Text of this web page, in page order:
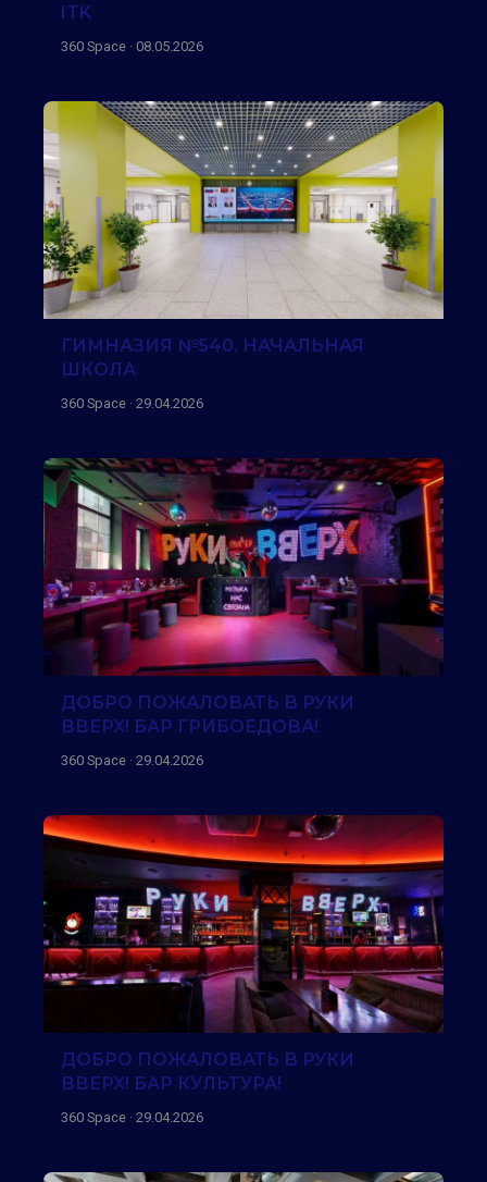
ITK
360 Space · 08.05.2026
ГИМНАЗИЯ №540. НАЧАЛЬНАЯ
ШКОЛА
360 Space · 29.04.2026
ДОБРО ПОЖАЛОВАТЬ В РУКИ
ВВЕРХ! БАР ГРИБОЕДОВА!
360 Space · 29.04.2026
ДОБРО ПОЖАЛОВАТЬ В РУКИ
ВВЕРХ! БАР КУЛЬТУРА!
360 Space · 29.04.2026